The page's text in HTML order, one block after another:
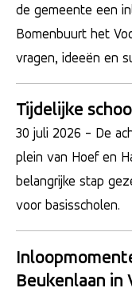
de gemeente een
Bomenbuurt het
vragen, ideeën en
Tijdelijke
30 juli 2026 - De
plein van Hoef en
belangrijke stap
voor basisscholen.
Beukenlaan in